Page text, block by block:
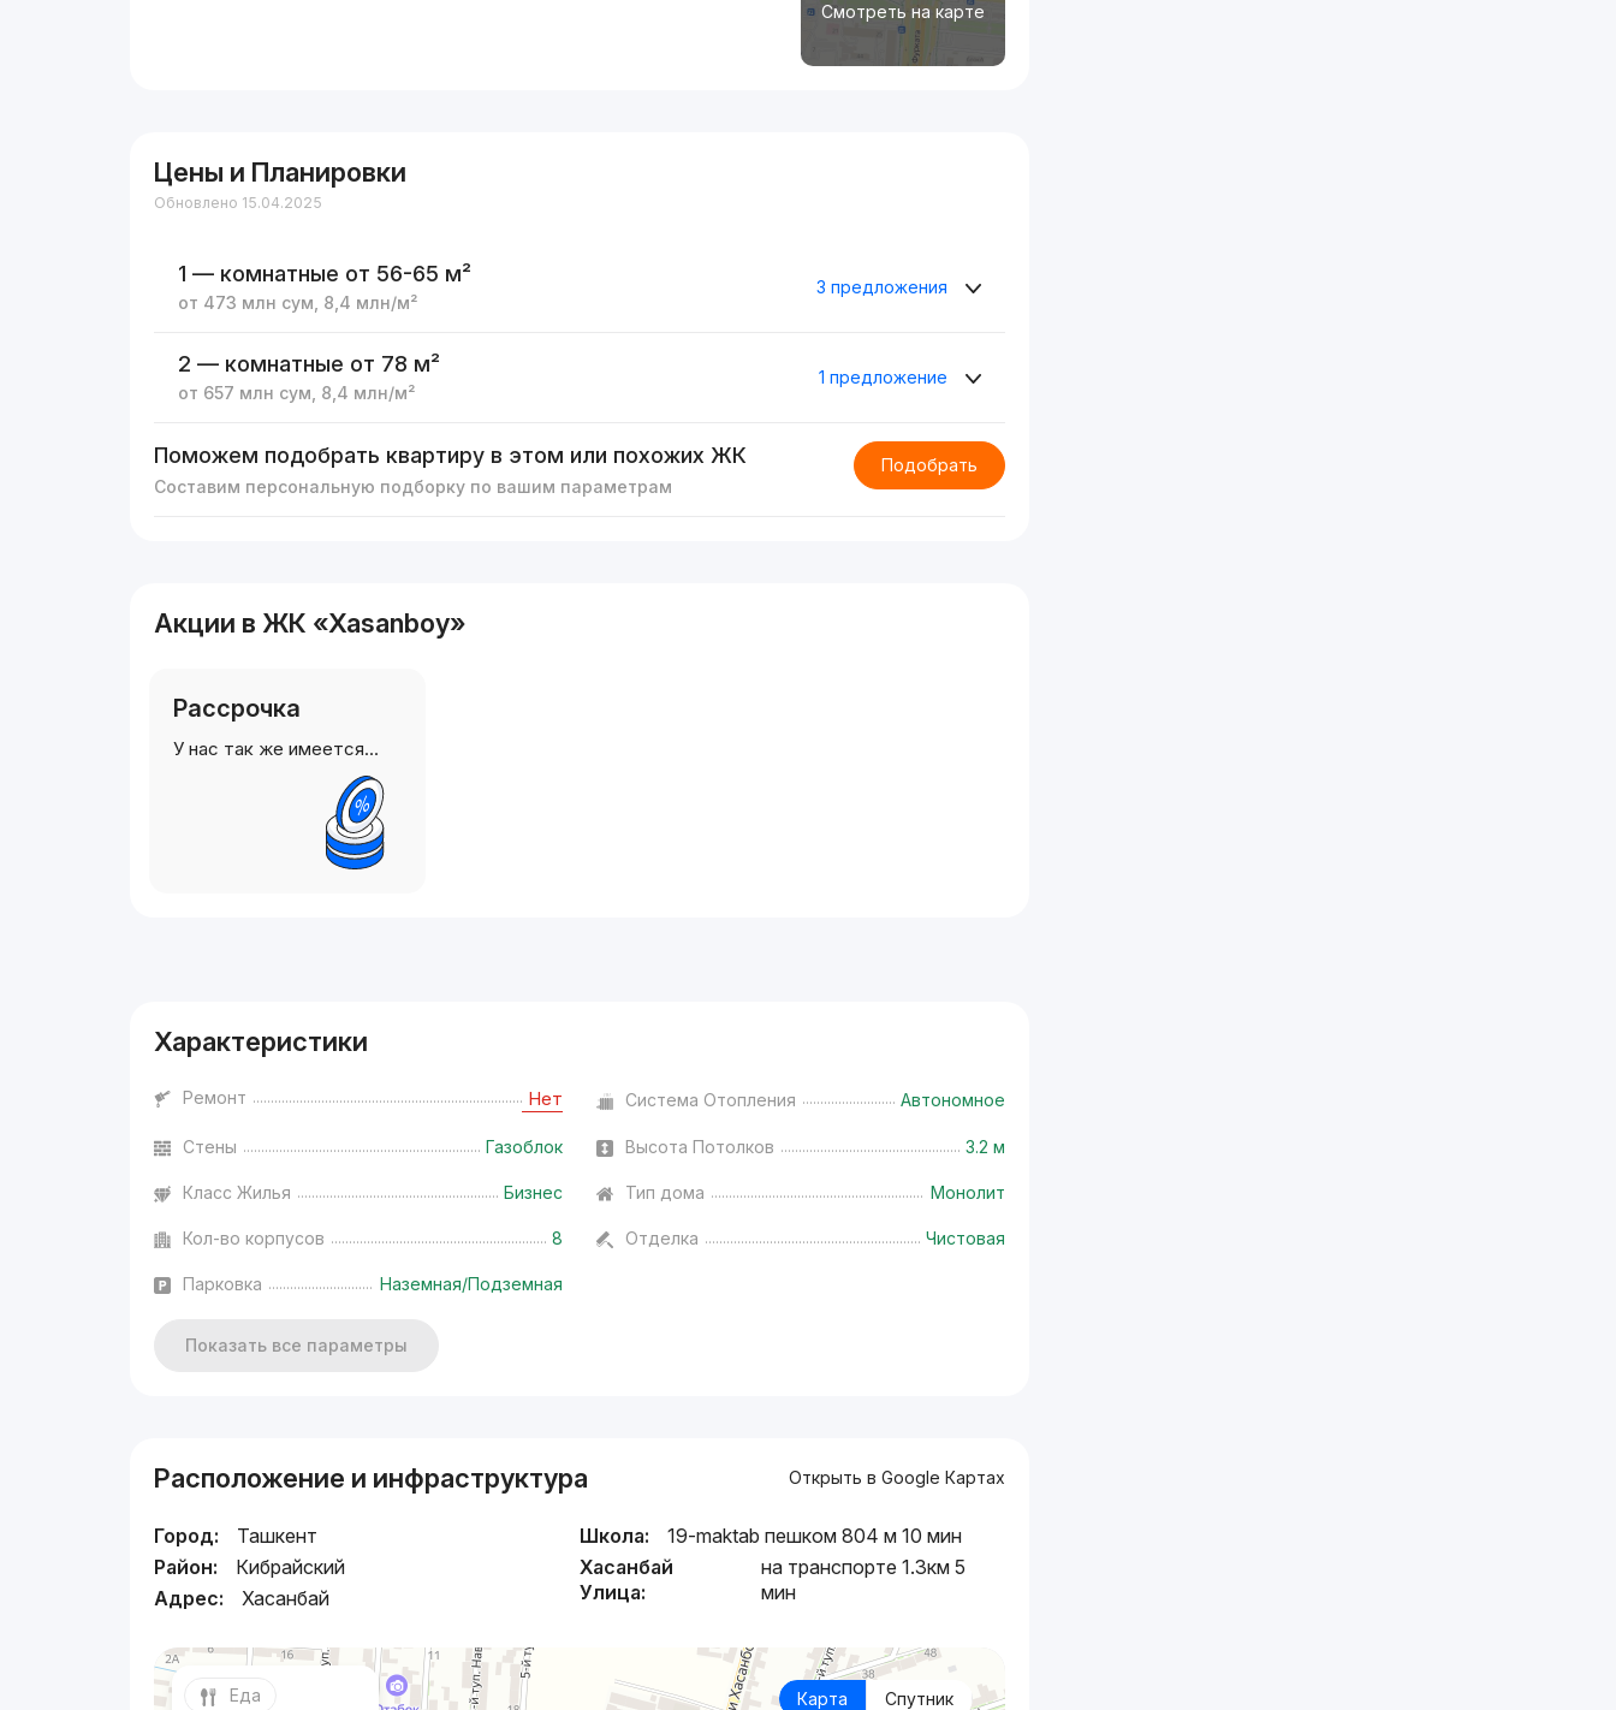
Смотреть на карте
Цены и Планировки
Обновлено 15.04.2025
1 — комнатные от 56-65 м²
от 473 млн сум 8,4 млн/м²
3 предложения
2 — комнатные от 78 м²
от 657 млн сум 8,4 млн/м²
1 предложение
Поможем подобрать квартиру в этом или похожих ЖК
Составим персональную подборку по вашим параметрам
Подобрать
Акции в ЖК «Xasanboy»
Рассрочка
У нас так же имеется…
Характеристики
Ремонт Нет Система Отопления Автономное
Стены Газоблок Высота Потолков 3.2 м
Класс Жилья Бизнес Тип дома Монолит
Кол-во корпусов 8 Отделка Чистовая
Парковка Наземная/Подземная
Показать все параметры
Расположение и инфраструктура Открыть в Google Картах
Город:
Ташкент
Район:
Кибрайский
Адрес:
Хасанбай
Школа:
19-maktab пешком 804 м 10 мин
Хасанбай
Улица:
на транспорте 1.3км 5
мин
Карта Спутник
Еда